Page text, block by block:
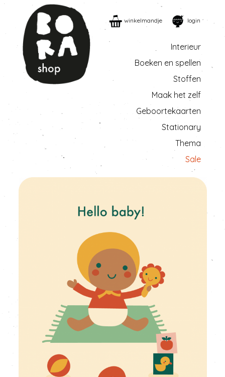
winkelmandje login
Interieur
Boeken en spellen
Stoffen
Maak het zelf
Geboortekaarten
Stationary
Thema
Sale